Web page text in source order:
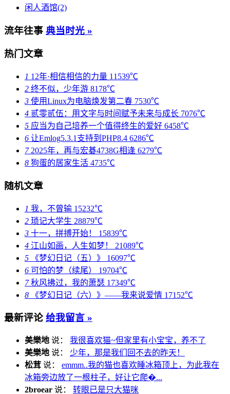
闲人酒馆(2)
流年往事 典当时光 »
热门文章
1 12年·相信相信的力量 11539℃
2 终不似，少年游 8178℃
3 使用Linux为电脑焕发第二春 7530℃
4 贰零贰伍：用文字与时间赋予未来与成长 7076℃
5 应当为自己培养一个值得终生的爱好 6458℃
6 让Emlog5.3.1支持到PHP8.4 6286℃
72025年，再与宏碁4738G相逢 6279℃
8 狗蛋的居家生活 4735℃
随机文章
1 我，不曾输 15232℃
2 琐记大学生 28879℃
3 十一，拼搏开始！ 15839℃
4 江山如画，人生如梦！ 21089℃
5 《梦幻日记（五）》 16097℃
6 可怕的梦（续尾） 19704℃
7秋风拂过，我的萧瑟 17349℃
8 《梦幻日记（六）》——我来说爱情 17152℃
最新评论 给我留言 »
美樂地 说： 我很喜欢猫~但家里有小宝宝，养不了
美樂地 说： 少年，那是我们回不去的昨天！
松茸 说： emmm..我的猫也喜欢睡冰箱顶上，为此我在
冰箱旁边放了一根柱子，好让它爬�...
2broear 说： 转眼已是只大猫咪